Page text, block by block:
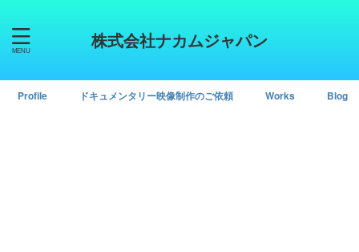
株式会社ナカムジャパン
Profile ドキュメンタリー映像制作のご依頼 Works Blog